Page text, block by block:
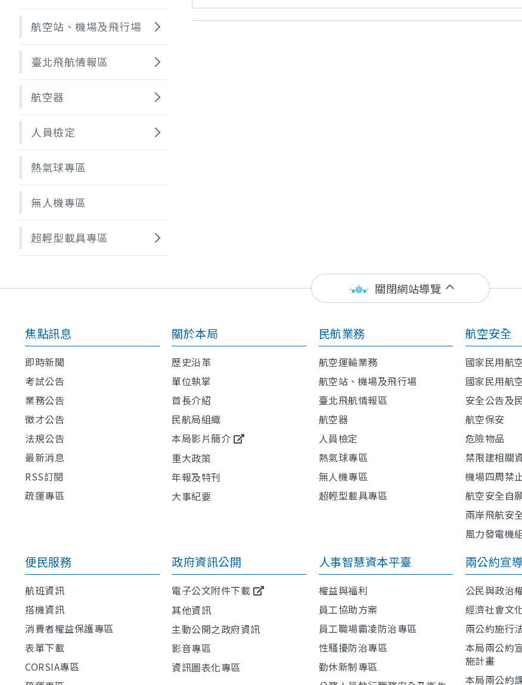
航空站、機場及飛行場
臺北飛航情報區
航空器
人員檢定
熱氣球專區
無人機專區
超輕型載具專區
關閉網站導覽
焦點訊息
即時新聞
考試公告
業務公告
徵才公告
法規公告
最新消息
RSS訂閱
疏運專區
關於本局
歷史沿革
單位執掌
首長介紹
民航局組織
本局影片簡介
重大政策
年報及特刊
大事紀要
民航業務
航空運輸業務
航空站、機場及飛行場
臺北飛航情報區
航空器
人員檢定
熱氣球專區
無人機專區
超輕型載具專區
航空安全
國家民用航
國家民用航
安全公告及
航空保安
危險物品
禁限建相關
機場四周禁
航空安全自
兩岸飛航安
風力發電機
便民服務
航班資訊
搭機資訊
消費者權益保護專區
表單下載
CORSIA專區
政府資訊公開
電子公文附件下載
其他資訊
主動公開之政府資訊
影音專區
資訊圖表化專區
人事智慧資本平臺
權益與福利
員工協助方案
員工職場霸凌防治專區
性騷擾防治專區
勤休新制專區
兩公約宣
公民與政治
經濟社會文
兩公約施行
本局兩公約
施計畫
本局兩公約